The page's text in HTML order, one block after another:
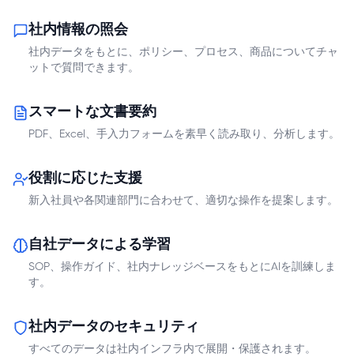
社内情報の照会
社内データをもとに、ポリシー、プロセス、商品についてチャ
ットで質問できます。
スマートな文書要約
PDF、Excel、手入力フォームを素早く読み取り、分析します。
役割に応じた支援
新入社員や各関連部門に合わせて、適切な操作を提案します。
自社データによる学習
SOP、操作ガイド、社内ナレッジベースをもとにAIを訓練しま
す。
社内データのセキュリティ
すべてのデータは社内インフラ内で展開・保護されます。